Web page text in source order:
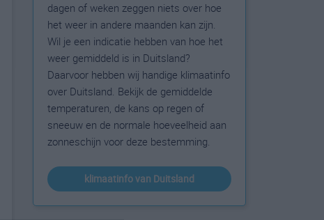
dagen of weken zeggen niets over hoe
het weer in andere maanden kan zijn.
Wil je een indicatie hebben van hoe het
weer gemiddeld is in Duitsland?
Daarvoor hebben wij handige klimaatinfo
over Duitsland. Bekijk de gemiddelde
temperaturen, de kans op regen of
sneeuw en de normale hoeveelheid aan
zonneschijn voor deze bestemming.
klimaatinfo van Duitsland